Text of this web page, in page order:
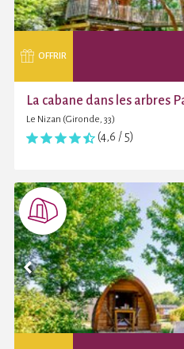
OFFRIR
La cabane dans les arbres
Le Nizan (Gironde, 33)
(4,6 / 5)